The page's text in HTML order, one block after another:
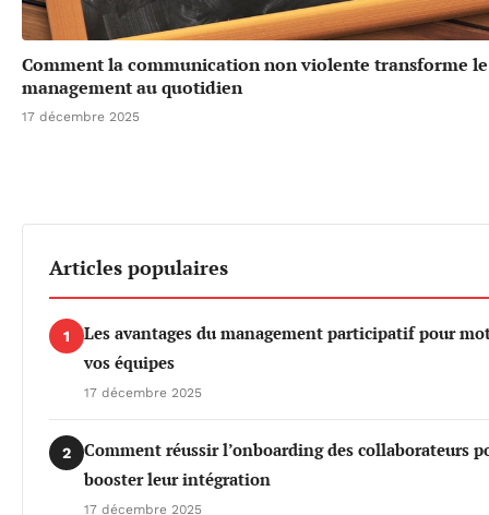
Comment la communication non violente transforme le
management au quotidien
17 décembre 2025
Articles populaires
1
Les avantages du management participatif pour
vos équipes
17 décembre 2025
2
Comment réussir l’onboarding des collaborateurs
booster leur intégration
17 décembre 2025